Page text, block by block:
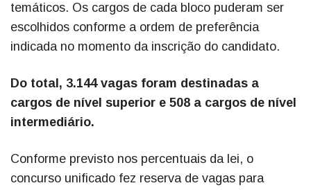
temáticos. Os cargos de cada bloco puderam ser
escolhidos conforme a ordem de preferência
indicada no momento da inscrição do candidato.
Do total, 3.144 vagas foram destinadas a
cargos de nível superior e 508 a cargos de nível
intermediário.
Conforme previsto nos percentuais da lei, o
concurso unificado fez reserva de vagas para